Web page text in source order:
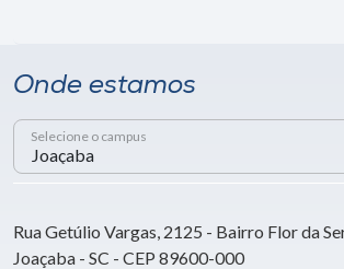
Onde estamos
Selecione o campus
Rua Getúlio Vargas, 2125 - Bairro Flor da
Joaçaba - SC - CEP 89600-000